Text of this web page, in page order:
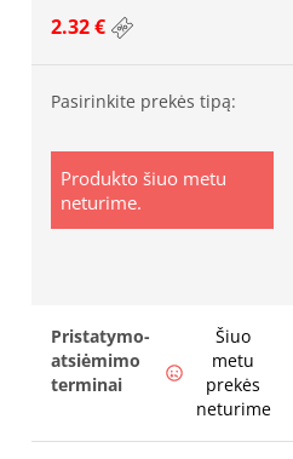
2.32 €
Pasirinkite prekės tipą:
Produkto šiuo metu
neturime.
Pristatymo-
atsiėmimo
terminai
Šiuo
metu
prekės
neturime